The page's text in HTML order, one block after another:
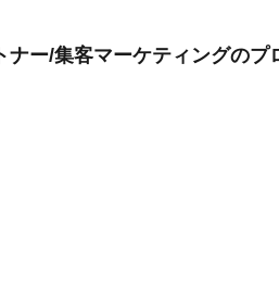
ー/集客マーケティングのプ